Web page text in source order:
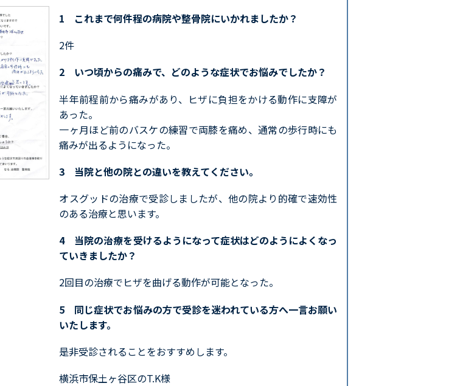
1 これまで何件程の病院や整骨院にいかれましたか？
2件
2 いつ頃からの痛みで、どのような症状でお悩みでしたか？
半年前程前から痛みがあり、ヒザに負担をかける動作に支障が
あった。
一ヶ月ほど前のバスケの練習で両膝を痛め、通常の歩行時にも
痛みが出るようになった。
3 当院と他の院との違いを教えてください。
オスグッドの治療で受診しましたが、他の院より的確で速効性
のある治療と思います。
4 当院の治療を受けるようになって症状はどのようによくなっ
ていきましたか？
2回目の治療でヒザを曲げる動作が可能となった。
5 同じ症状でお悩みの方で受診を迷われている方へ一言お願い
いたします。
是非受診されることをおすすめします。
横浜市保土ヶ谷区のT.K様